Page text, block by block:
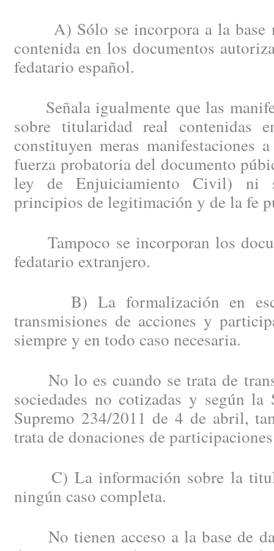
A) Sólo se incorpora a la base
contenida en los documentos
fedatario español.
Señala igualmente que las
sobre titularidad real contenidas
constituyen meras manifestaciones
fuerza probatoria del documento
ley de Enjuiciamiento Civil) ni
principios de legitimación y de la fe
Tampoco se incorporan los
fedatario extranjero.
B) La formalización en
transmisiones de acciones y
siempre y en todo caso necesaria.
No lo es cuando se trata de
sociedades no cotizadas y según
Supremo 234/2011 de 4 de abril,
trata de donaciones de
C) La información sobre la
ningún caso completa.
No tienen acceso a la base de